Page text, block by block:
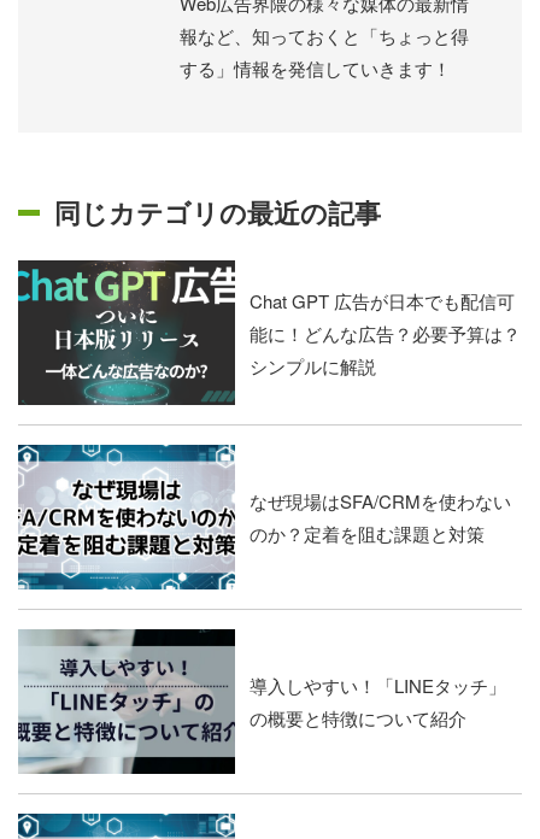
報など、知っておくと「ちょっと得
する」情報を発信していきます！
同じカテゴリの最近の記事
Chat GPT 広告が日本でも配信可
能に！どんな広告？必要予算は？
シンプルに解説
なぜ現場はSFA/CRMを使わない
のか？定着を阻む課題と対策
導入しやすい！「LINEタッチ」
の概要と特徴について紹介